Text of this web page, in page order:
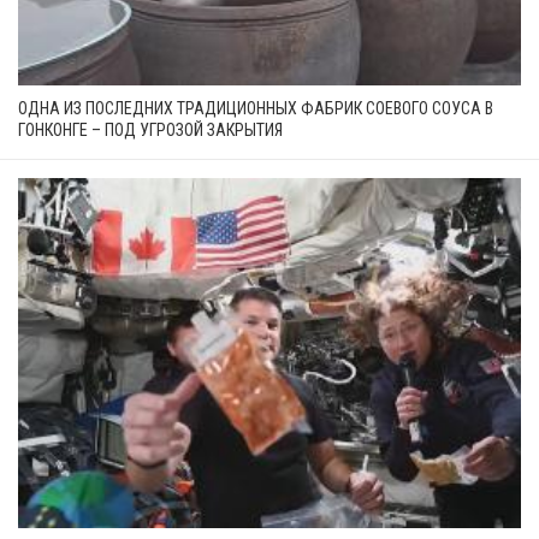
ОДНА ИЗ ПОСЛЕДНИХ ТРАДИЦИОННЫХ ФАБРИК СОЕВОГО СОУСА В
ГОНКОНГЕ – ПОД УГРОЗОЙ ЗАКРЫТИЯ